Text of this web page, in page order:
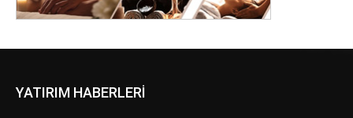
YATIRIM HABERLERİ